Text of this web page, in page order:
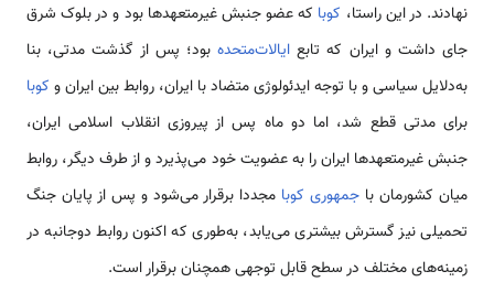
نهادند. در این راستا، کوبا که عضو جنبش غیرمتعهدها بود و در بلوک شرق
جای داشت و ایران که تابع ایالات‌متحده بود؛ پس از گذشت مدتی، بنا
به‌دلایل سیاسی و با توجه ایدئولوژی متضاد با ایران، روابط بین ایران و کوبا
برای مدتی قطع شد، اما دو ماه پس از پیروزی انقلاب اسلامی ایران،
جنبش غیرمتعهدها ایران را به عضویت خود می‌پذیرد و از طرف دیگر، روابط
میان کشورمان با جمهوری کوبا مجددا برقرار می‌شود و پس از پایان جنگ
تحمیلی نیز گسترش بیشتری می‌یابد، به‌طوری که اکنون روابط دوجانبه در
زمینه‌های مختلف در سطح قابل توجهی همچنان برقرار است.